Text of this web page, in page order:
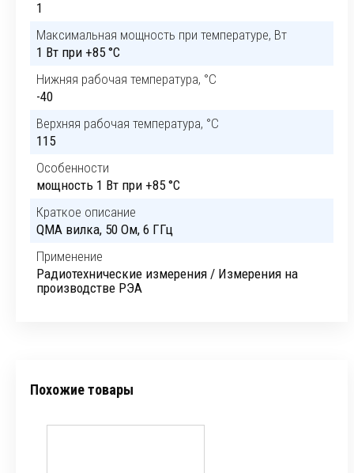
1
Максимальная мощность при температуре, Вт
1 Вт при +85 °C
Нижняя рабочая температура, °C
-40
Верхняя рабочая температура, °C
115
Особенности
мощность 1 Вт при +85 °C
Краткое описание
QMA вилка, 50 Ом, 6 ГГц
Применение
Радиотехнические измерения / Измерения на
производстве РЭА
Похожие товары